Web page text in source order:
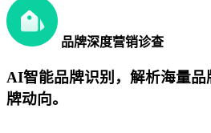
品牌深度营销诊查
AI智能品牌识别，解析海量品
牌动向。